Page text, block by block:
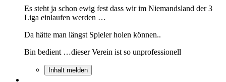
Es steht ja schon ewig fest dass wir im Niemandsland der 3
Liga einlaufen werden …
Da hätte man längst Spieler holen können..
Bin bedient …dieser Verein ist so unprofessionell
Inhalt melden